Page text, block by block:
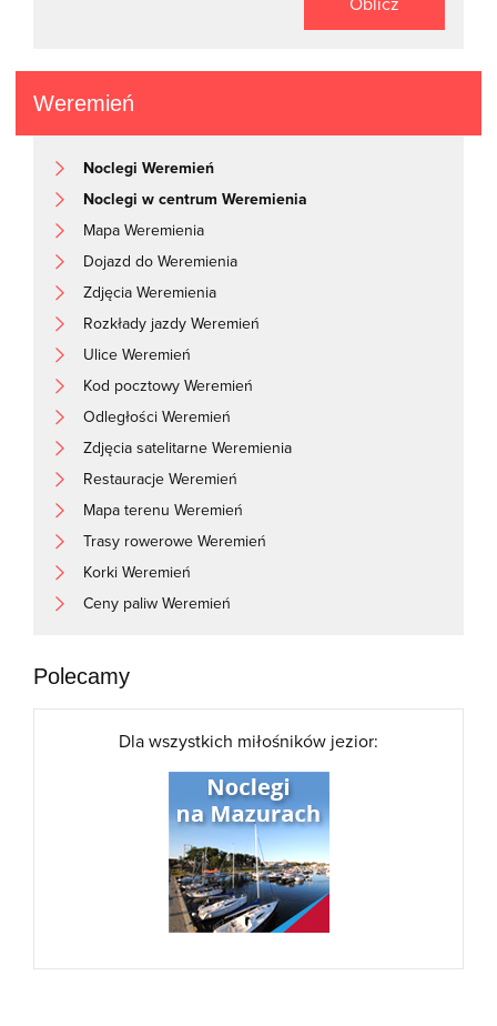
Weremień
Noclegi Weremień
Noclegi w centrum Weremienia
Mapa Weremienia
Dojazd do Weremienia
Zdjęcia Weremienia
Rozkłady jazdy Weremień
Ulice Weremień
Kod pocztowy Weremień
Odległości Weremień
Zdjęcia satelitarne Weremienia
Restauracje Weremień
Mapa terenu Weremień
Trasy rowerowe Weremień
Korki Weremień
Ceny paliw Weremień
Polecamy
Dla wszystkich miłośników jezior: